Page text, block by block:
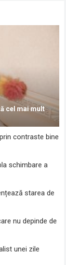
cel mai mult
contraste bine
schimbare a
starea de
nu depinde de
unei zile